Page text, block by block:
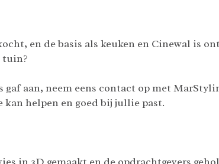
en de basis als keuken en Cinewal is
tuin?
gaf aan, neem eens contact op met
helpen en goed bij jullie past.
in 3D gemaakt en de opdrachtgevers